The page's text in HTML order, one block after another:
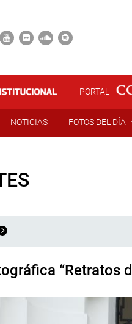
PORTAL
NOTICIAS FOTOS DEL DÍA
“Retratos